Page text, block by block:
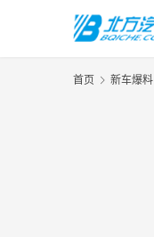
首页 新车爆料